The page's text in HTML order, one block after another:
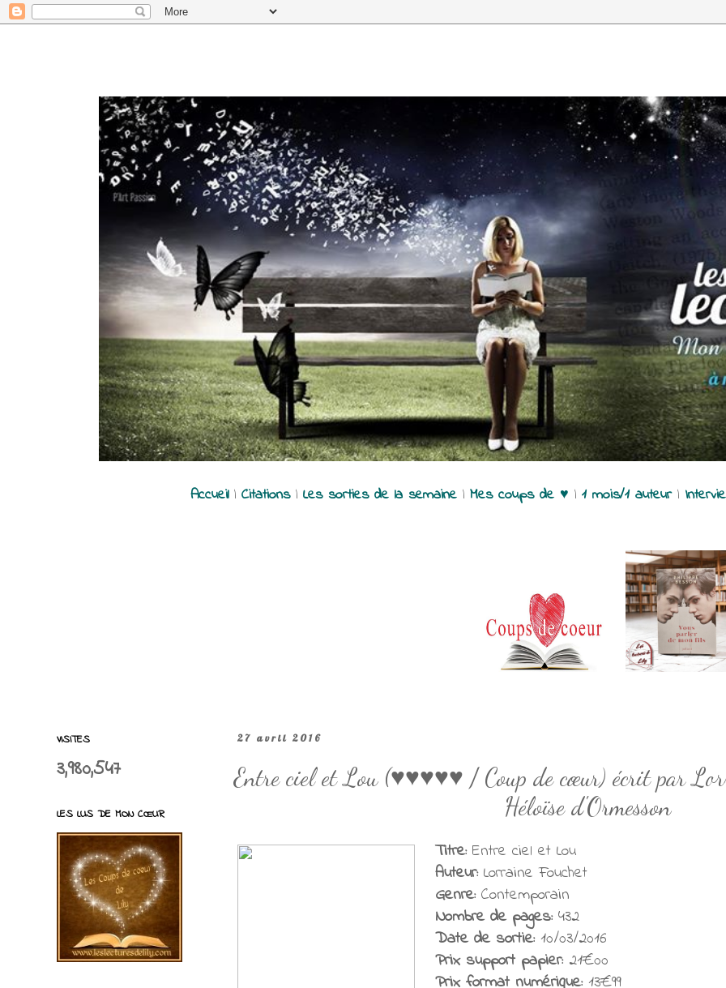
Accueil| Citations| Les sorties de la semaine| Mes coups de ♥ | 1 mois/1 auteur|
27 avril 2016
Entre ciel et Lou (♥♥♥♥♥ / Coup de cœur) écrit par
Héloïse d'Ormesson
Titre: Entre ciel et Lou
Auteur: Lorraine Fouchet
Genre: Contemporain
Nombre de pages: 432
Date de sortie: 10/03/2016
Prix support papier: 21€00
Prix format numérique: 13€99
VISITES
3,980,547
LES LUS DE MON CŒUR